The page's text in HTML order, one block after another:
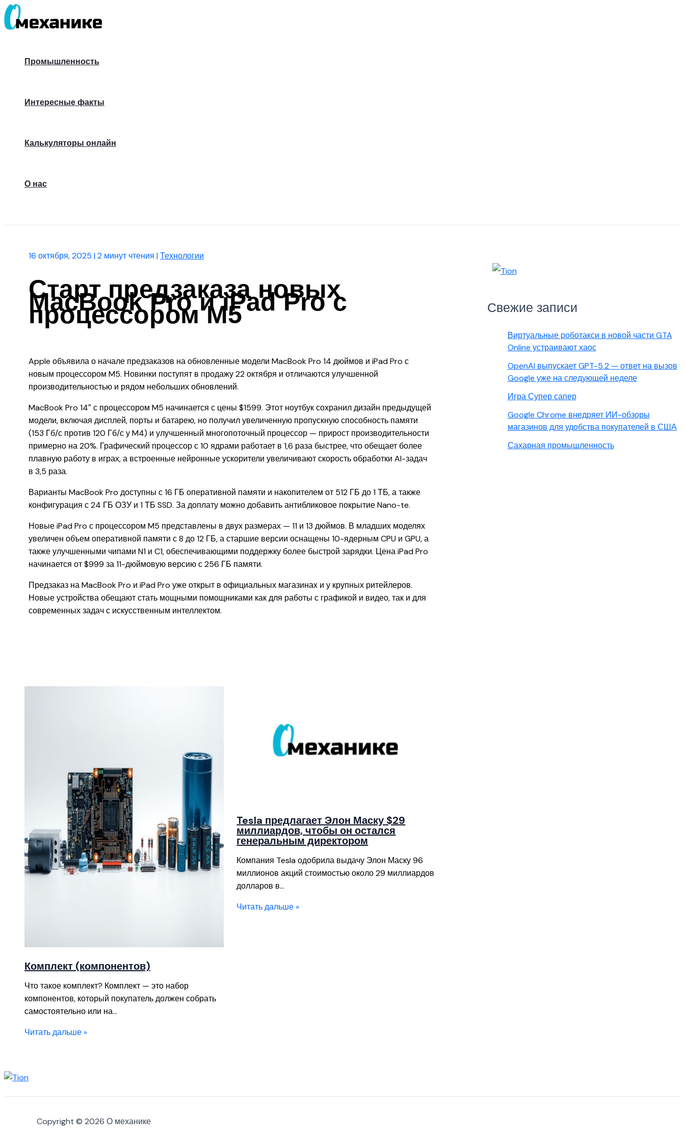
Перейти
к
Промышленность
Интересные факты
Калькуляторы онлайн
О нас
16 октября, 2025 |2 минут чтения |Технологии
Старт предзаказа новых
MacBook Pro и iPad Pro с
процессором M5
Apple объявила о начале предзаказов на обновленные модели MacBook Pro 14 дюймов и iPad Pro с
новым процессором M5. Новинки поступят в продажу 22 октября и отличаются улучшенной
производительностью и рядом небольших обновлений.
MacBook Pro 14″ с процессором M5 начинается с цены $1599. Этот ноутбук сохранил дизайн предыдущей
модели, включая дисплей, порты и батарею, но получил увеличенную пропускную способность памяти
(153 Гб/с против 120 Гб/с у M4) и улучшенный многопоточный процессор — прирост производительности
примерно на 20%. Графический процессор с 10 ядрами работает в 1,6 раза быстрее, что обещает более
плавную работу в играх, а встроенные нейронные ускорители увеличивают скорость обработки AI-задач
в 3,5 раза.
Варианты MacBook Pro доступны с 16 ГБ оперативной памяти и накопителем от 512 ГБ до 1 ТБ, а также
конфигурация с 24 ГБ ОЗУ и 1 ТБ SSD. За доплату можно добавить антибликовое покрытие Nano-te.
Новые iPad Pro с процессором M5 представлены в двух размерах — 11 и 13 дюймов. В младших моделях
увеличен объем оперативной памяти с 8 до 12 ГБ, а старшие версии оснащены 10-ядерным CPU и GPU, а
также улучшенными чипами N1 и C1, обеспечивающими поддержку более быстрой зарядки. Цена iPad Pro
начинается от $999 за 11-дюймовую версию с 256 ГБ памяти.
Предзаказ на MacBook Pro и iPad Pro уже открыт в официальных магазинах и у крупных ритейлеров.
Новые устройства обещают стать мощными помощниками как для работы с графикой и видео, так и для
современных задач с искусственным интеллектом.
Комплект (компонентов)
Что такое комплект? Комплект — это набор
компонентов, который покупатель должен собрать
самостоятельно или на…
Читать дальше »
Tesla предлагает Элон Маску $29
миллиардов, чтобы он остался
генеральным директором
Компания Tesla одобрила выдачу Элон Маску 96
миллионов акций стоимостью около 29 миллиардов
долларов в…
Читать дальше »
Свежие записи
Виртуальные роботакси в новой части GTA
Online устраивают хаос
OpenAI выпускает GPT-5.2 — ответ на вызов
Google уже на следующей неделе
Игра Супер сапер
Google Chrome внедряет ИИ-обзоры
магазинов для удобства покупателей в США
Сахарная промышленность
Copyright © 2026 О механике